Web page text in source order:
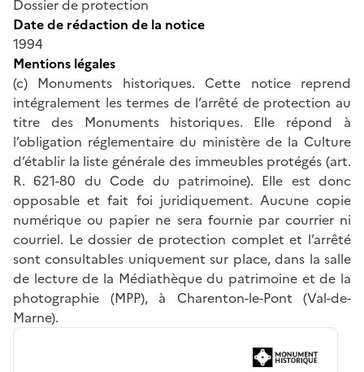
Dossier de protection
Date de rédaction de la notice
1994
Mentions légales
(c) Monuments historiques. Cette notice reprend
intégralement les termes de l’arrêté de protection au
titre des Monuments historiques. Elle répond à
l’obligation réglementaire du ministère de la Culture
d’établir la liste générale des immeubles protégés (art.
R. 621-80 du Code du patrimoine). Elle est donc
opposable et fait foi juridiquement. Aucune copie
numérique ou papier ne sera fournie par courrier ni
courriel. Le dossier de protection complet et l’arrêté
sont consultables uniquement sur place, dans la salle
de lecture de la Médiathèque du patrimoine et de la
photographie (MPP), à Charenton-le-Pont (Val-de-
Marne).